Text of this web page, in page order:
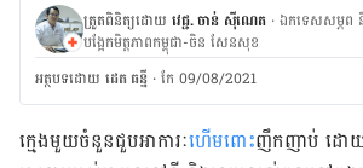
ត្រួតពិនិត្យដោយ វេជ្ជ. ចាន់ ស៊ីណេត ·ឯកទេសសម្ភព
បង្អែកមិត្តភាពកម្ពុជា-ចិន សែនសុខ
អត្ថបទ​ដោយ ដេត ធន្នី ·កែ 09/08/2021
ក្មេងមួយចំនួនជួបអាការៈហើមពោះញឹកញាប់ ដោយ